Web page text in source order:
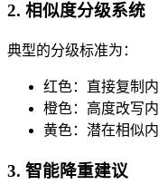
2. 相似度分级系统
典型的分级标准为：
红色：直接复制
橙色：高度改写
黄色：潜在相似
3. 智能降重建议